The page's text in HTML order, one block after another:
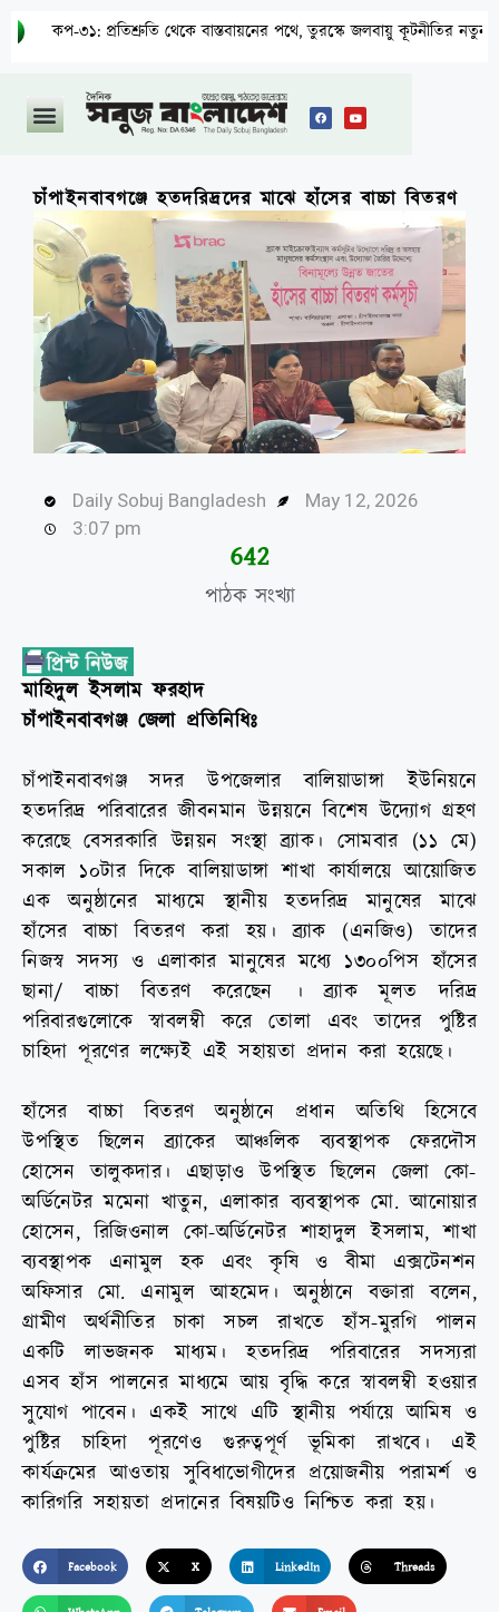
৩১: প্রতিশ্রুতি থেকে বাস্তবায়নের পথে, তুরস্কে জলবায়ু কূটনীতির নতুন পরীক্ষা
চাঁপাইনবাবগঞ্জে হতদরিদ্রদের মাঝে হাঁসের বাচ্চা বিতরণ
Daily Sobuj Bangladesh
May 12, 2026
3:07 pm
পাঠক সংখ্যা
644
মাহিদুল ইসলাম ফরহাদ
চাঁপাইনবাবগঞ্জ জেলা প্রতিনিধিঃ
চাঁপাইনবাবগঞ্জ সদর উপজেলার বালিয়াডাঙ্গা ইউনিয়নে
হতদরিদ্র পরিবারের জীবনমান উন্নয়নে বিশেষ উদ্যোগ গ্রহণ
করেছে বেসরকারি উন্নয়ন সংস্থা ব্র্যাক। সোমবার (১১ মে)
সকাল ১০টার দিকে বালিয়াডাঙ্গা শাখা কার্যালয়ে আয়োজিত
এক অনুষ্ঠানের মাধ্যমে স্থানীয় হতদরিদ্র মানুষের মাঝে
হাঁসের বাচ্চা বিতরণ করা হয়। ব্র্যাক (এনজিও) তাদের
নিজস্ব সদস্য ও এলাকার মানুষের মধ্যে ১৩০০পিস হাঁসের
ছানা/ বাচ্চা বিতরণ করেছেন । ব্র্যাক মূলত দরিদ্র
পরিবারগুলোকে স্বাবলম্বী করে তোলা এবং তাদের পুষ্টির
চাহিদা পূরণের লক্ষ্যেই এই সহায়তা প্রদান করা হয়েছে।
হাঁসের বাচ্চা বিতরণ অনুষ্ঠানে প্রধান অতিথি হিসেবে
উপস্থিত ছিলেন ব্র্যাকের আঞ্চলিক ব্যবস্থাপক ফেরদৌস
হোসেন তালুকদার। এছাড়াও উপস্থিত ছিলেন জেলা কো-
অর্ডিনেটর মমেনা খাতুন, এলাকার ব্যবস্থাপক মো. আনোয়ার
হোসেন, রিজিওনাল কো-অর্ডিনেটর শাহাদুল ইসলাম, শাখা
ব্যবস্থাপক এনামুল হক এবং কৃষি ও বীমা এক্সটেনশন
অফিসার মো. এনামুল আহমেদ। অনুষ্ঠানে বক্তারা বলেন,
গ্রামীণ অর্থনীতির চাকা সচল রাখতে হাঁস-মুরগি পালন
একটি লাভজনক মাধ্যম। হতদরিদ্র পরিবারের সদস্যরা
এসব হাঁস পালনের মাধ্যমে আয় বৃদ্ধি করে স্বাবলম্বী হওয়ার
সুযোগ পাবেন। একই সাথে এটি স্থানীয় পর্যায়ে আমিষ ও
পুষ্টির চাহিদা পূরণেও গুরুত্বপূর্ণ ভূমিকা রাখবে। এই
কার্যক্রমের আওতায় সুবিধাভোগীদের প্রয়োজনীয় পরামর্শ ও
কারিগরি সহায়তা প্রদানের বিষয়টিও নিশ্চিত করা হয়।
Facebook X LinkedIn Threads